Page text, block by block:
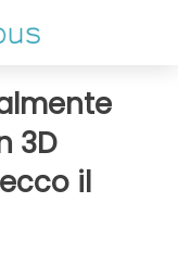
3D
il